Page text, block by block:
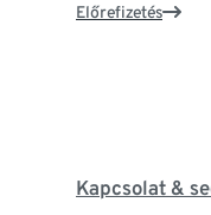
Előrefizetés
Kapcsolat &